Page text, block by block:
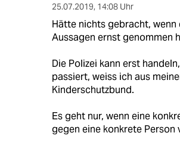
25.07.2019, 14:08 Uhr
Hätte nichts gebracht, wenn
Aussagen ernst genommen
Die Polizei kann erst
passiert, weiss ich aus
Kinderschutzbund.
Es geht nur, wenn eine
gegen eine konkrete Person